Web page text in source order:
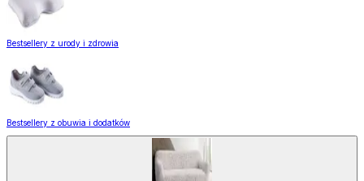
Bestsellery z urody i zdrowia
Bestsellery z obuwia i dodatków